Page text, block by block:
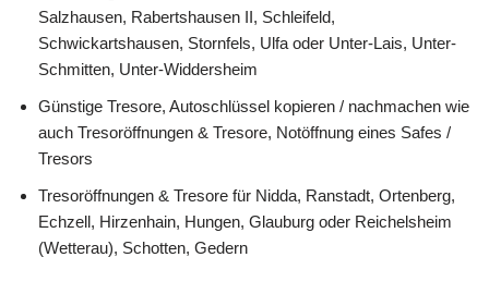
Salzhausen, Rabertshausen II, Schleifeld,
Schwickartshausen, Stornfels, Ulfa oder Unter-Lais, Unter-
Schmitten, Unter-Widdersheim
Günstige Tresore, Autoschlüssel kopieren / nachmachen wie
auch Tresoröffnungen & Tresore, Notöffnung eines Safes /
Tresors
Tresoröffnungen & Tresore für Nidda, Ranstadt, Ortenberg,
Echzell, Hirzenhain, Hungen, Glauburg oder Reichelsheim
(Wetterau), Schotten, Gedern